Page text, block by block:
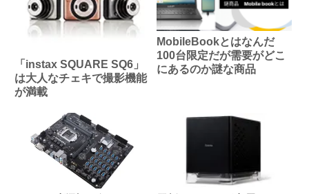
「instax SQUARE SQ6」
は大人なチェキで撮影機能
が満載
MobileBookとはなんだ
100台限定だが需要がどこ
にあるのか謎な商品